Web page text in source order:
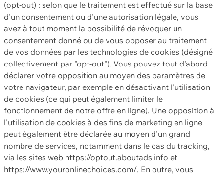
(opt-out) : selon que le traitement est effectué sur la base
d'un consentement ou d'une autorisation légale, vous
avez à tout moment la possibilité de révoquer un
consentement donné ou de vous opposer au traitement
de vos données par les technologies de cookies (désigné
collectivement par "opt-out"). Vous pouvez tout d'abord
déclarer votre opposition au moyen des paramètres de
votre navigateur, par exemple en désactivant l'utilisation
de cookies (ce qui peut également limiter le
fonctionnement de notre offre en ligne). Une opposition à
l'utilisation de cookies à des fins de marketing en ligne
peut également être déclarée au moyen d'un grand
nombre de services, notamment dans le cas du tracking,
via les sites web https://optout.aboutads.info et
https://www.youronlinechoices.com/. En outre, vous